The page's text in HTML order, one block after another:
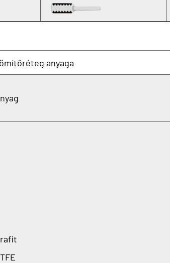
anyaga